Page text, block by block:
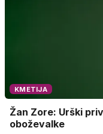
KMETIJA
Žan Zore: Urški
oboževalke